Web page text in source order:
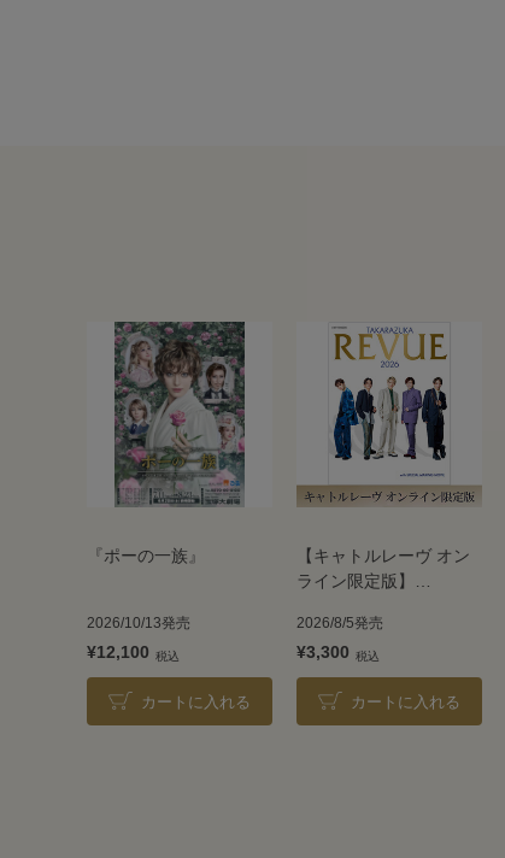
『ポーの一族』
2026/10/13発売
¥12,100
カートに入れる
【キャトルレーヴ オン
ライン限定版】
2026
2026/8/5発売
¥3,300
カートに入れる